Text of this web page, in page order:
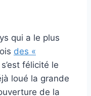
qui a le plus
des «
s’est félicité le
loué la grande
de la